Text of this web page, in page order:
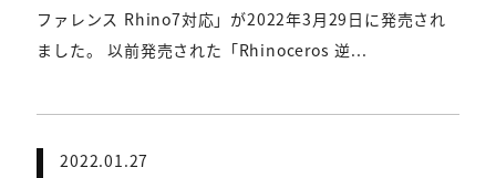
ファレンス Rhino7対応」が2022年3月29日に発売され
ました。 以前発売された「Rhinoceros 逆...
2022.01.27